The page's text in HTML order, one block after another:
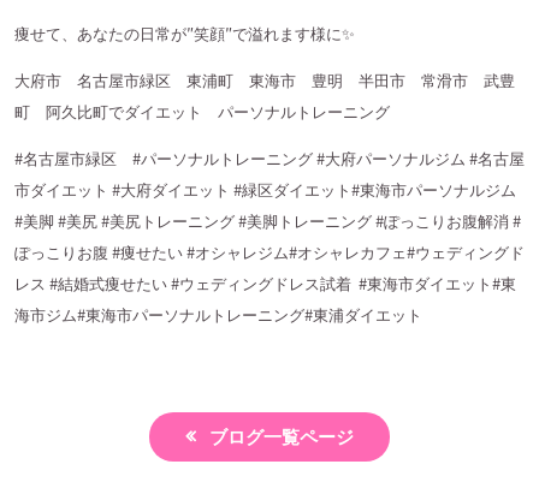
痩せて、あなたの日常が″笑顔″で溢れます様に✨
大府市 名古屋市緑区 東浦町 東海市 豊明 半田市 常滑市 武豊
町 阿久比町でダイエット パーソナルトレーニング
#名古屋市緑区 #パーソナルトレーニング#大府パーソナルジム #名古屋
市ダイエット #大府ダイエット #緑区ダイエット#東海市パーソナルジム
#美脚 #美尻#美尻トレーニング#美脚トレーニング#ぽっこりお腹解消 #
ぽっこりお腹 #痩せたい#オシャレジム#オシャレカフェ#ウェディングド
レス #結婚式痩せたい#ウェディングドレス試着 #東海市ダイエット#東
海市ジム#東海市パーソナルトレーニング#東浦ダイエット
ブログ一覧ページ